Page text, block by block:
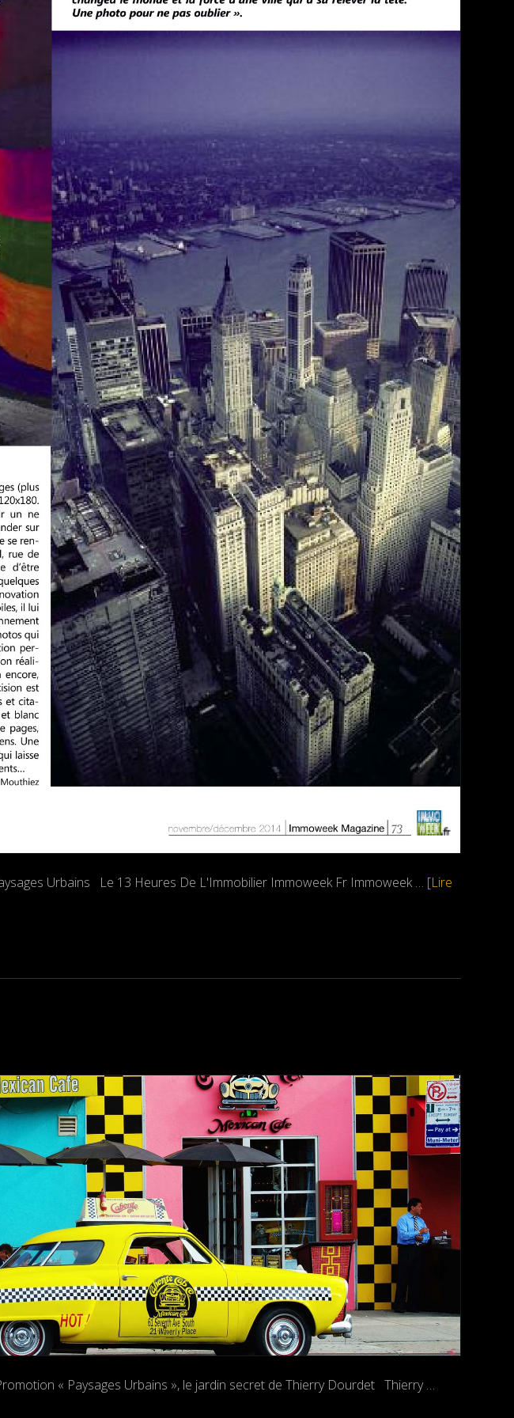
Urbains Le 13 Heures De L'Immobilier Immoweek Fr Immoweek … [Lire
« Paysages Urbains », le jardin secret de Thierry Dourdet Thierry …